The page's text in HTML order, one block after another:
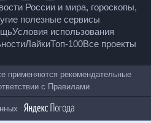
новости России и мира,
и другие полезные сервисы
Условия использования
ЛайкиТоп-100
ресурсе применяются
в соответствии сПравилами